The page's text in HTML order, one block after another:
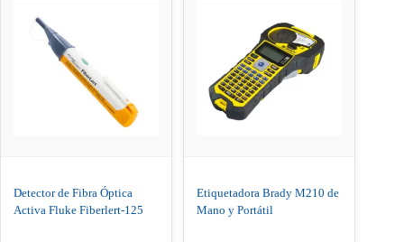
Detector de Fibra Óptica
Activa Fluke Fiberlert-125
Etiquetadora Brady M210 de
Mano y Portátil